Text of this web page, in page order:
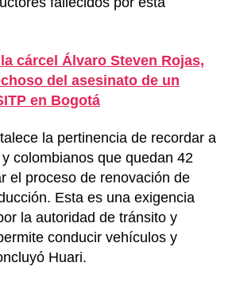
cárcel Álvaro Steven Rojas,
del asesinato de un
en Bogotá
la pertinencia de recordar a
colombianos que quedan 42
el proceso de renovación de
Esta es una exigencia
la autoridad de tránsito y
conducir vehículos y
Huari.